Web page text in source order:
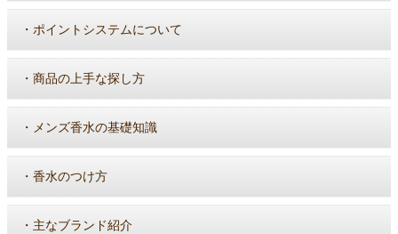
・ ポイントシステムについて
・ 商品の上手な探し方
・ メンズ香水の基礎知識
・ 香水のつけ方
・ 主なブランド紹介